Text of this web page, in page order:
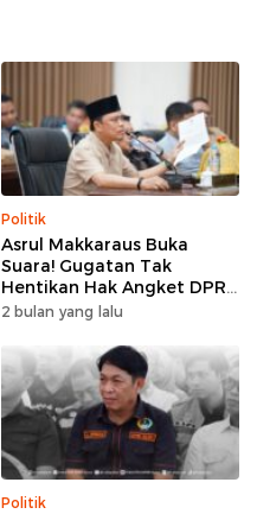
Politik
Asrul Makkaraus Buka
Suara! Gugatan Tak
Hentikan Hak Angket DPRD
Gowa
2 bulan yang lalu
Politik